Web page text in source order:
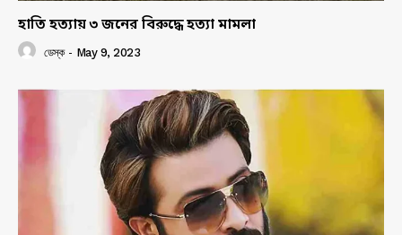
হাতি হত্যায় ৩ জনের বিরুদ্ধে হত্যা মামলা
ডেস্ক - May 9, 2023